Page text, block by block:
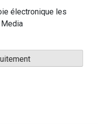
électronique les